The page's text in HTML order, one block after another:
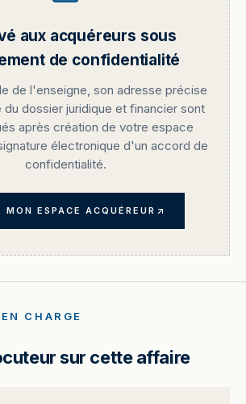
aux acquéreurs sous
de confidentialité
de l'enseigne, son adresse précise
dossier juridique et financier sont
après création de votre espace
électronique d'un accord de
confidentialité.
MON ESPACE ACQUÉREUR
CHARGE
sur cette affaire